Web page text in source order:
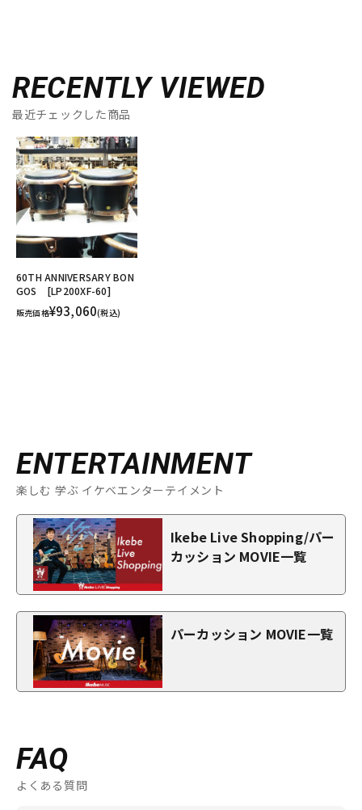
RECENTLY VIEWED
最近チェックした商品
60TH ANNIVERSARY BON
GOS [LP200XF-60]
販売価格¥93,060(税込)
ENTERTAINMENT
楽しむ 学ぶ イケベエンターテイメント
Ikebe Live Shopping/パー
カッション MOVIE一覧
パーカッション MOVIE一覧
FAQ
よくある質問